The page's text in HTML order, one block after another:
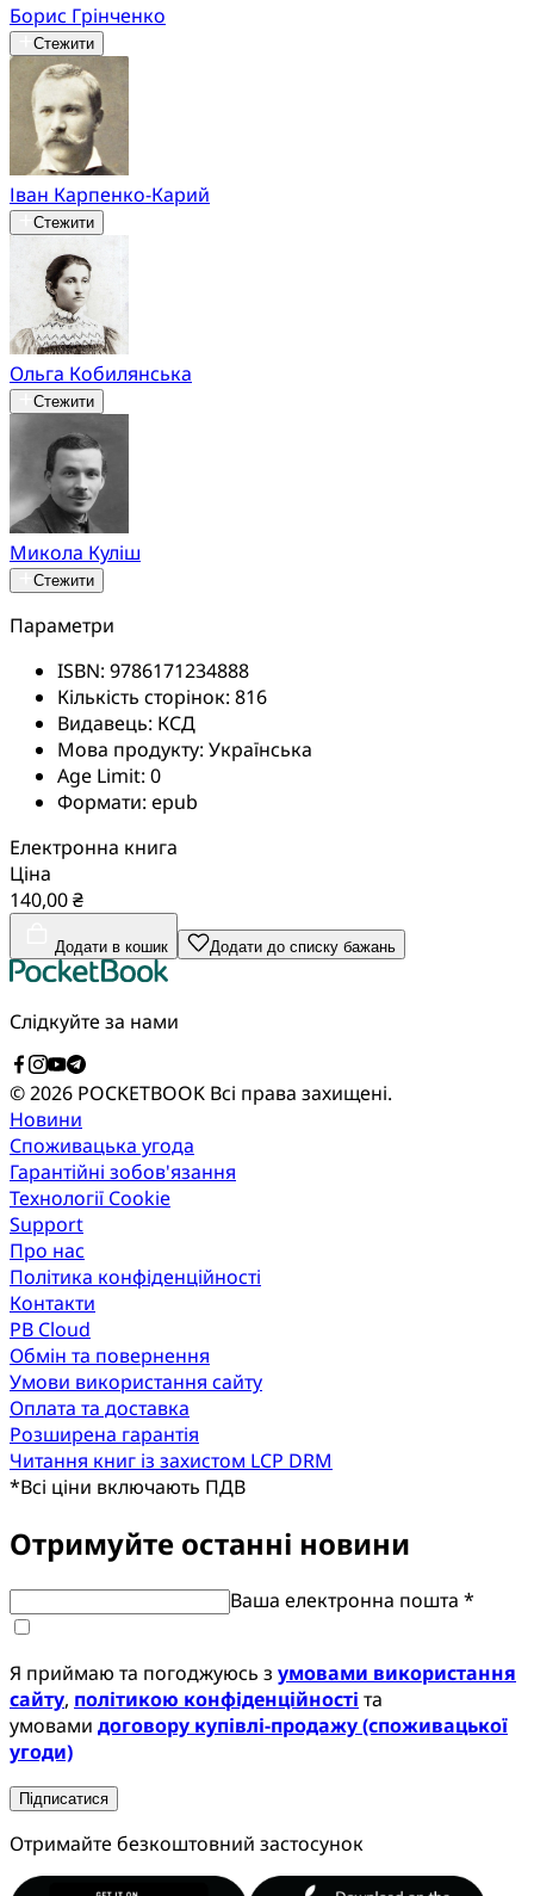
Борис Грінченко
Стежити
Іван Карпенко-Карий
Стежити
Ольга Кобилянська
Стежити
Микола Куліш
Стежити
Параметри
ISBN: 9786171234888
Кількість сторінок: 816
Видавець: КСД
Мова продукту: Українська
Age Limit: 0
Формати: epub
Електронна книга
Ціна
140,00 ₴
Додати в кошик Додати до списку бажань
Слідкуйте за нами
© 2026 POCKETBOOK Всі права захищені.
Новини
Споживацька угода
Гарантійні зобов'язання
Технології Cookie
Support
Про нас
Політика конфіденційності
Контакти
PB Cloud
Обмін та повернення
Умови використання сайту
Оплата та доставка
Розширена гарантія
Читання книг із захистом LCP DRM
*Всі ціни включають ПДВ
Отримуйте останні новини
Ваша електронна пошта *
Я приймаю та погоджуюсь з умовами використання
сайту, політикою конфіденційності та
умовами договору купівлі-продажу (споживацької
угоди)
Підписатися
Отримайте безкоштовний застосунок